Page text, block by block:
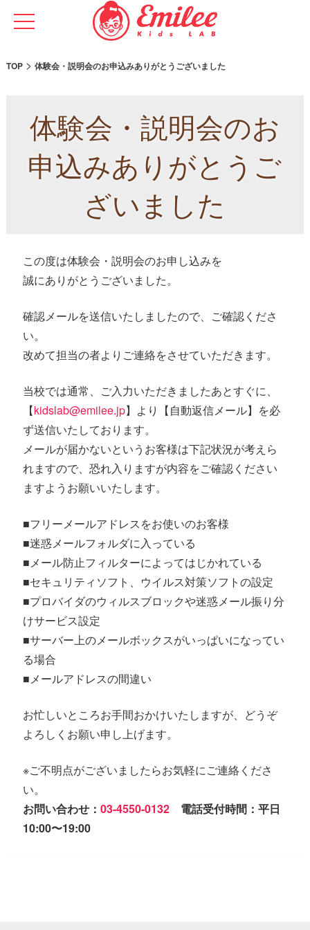
TOP> 体験会・説明会のお申込みありがとうございました
体験会・説明会のお
申込みありがとうご
ざいました
この度は体験会・説明会のお申し込みを
誠にありがとうございました。
確認メールを送信いたしましたので、ご確認くださ
い。
改めて担当の者よりご連絡をさせていただきます。
当校では通常、ご入力いただきましたあとすぐに、
【kidslab@emilee.jp】より【自動返信メール】を必
ず送信いたしております。
メールが届かないというお客様は下記状況が考えら
れますので、恐れ入りますが内容をご確認ください
ますようお願いいたします。
■フリーメールアドレスをお使いのお客様
■迷惑メールフォルダに入っている
■メール防止フィルターによってはじかれている
■セキュリティソフト、ウイルス対策ソフトの設定
■プロバイダのウィルスブロックや迷惑メール振り分
けサービス設定
■サーバー上のメールボックスがいっぱいになってい
る場合
■メールアドレスの間違い
お忙しいところお手間おかけいたしますが、どうぞ
よろしくお願い申し上げます。
※ご不明点がございましたらお気軽にご連絡くださ
い。
お問い合わせ： 03-4550-0132電話受付時間：平日
10:00〜19:00